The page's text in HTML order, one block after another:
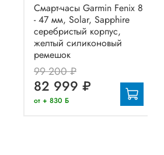
Смарт-часы Garmin Fenix 8
- 47 мм, Solar, Sapphire
серебристый корпус,
желтый силиконовый
ремешок
99 200 ₽
82 999 ₽
от + 830 Б